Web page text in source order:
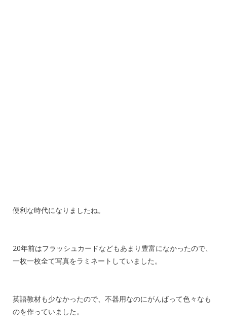
便利な時代になりましたね。
20年前はフラッシュカードなどもあまり豊富になかったので、
一枚一枚全て写真をラミネートしていました。
英語教材も少なかったので、不器用なのにがんばって色々なも
のを作っていました。